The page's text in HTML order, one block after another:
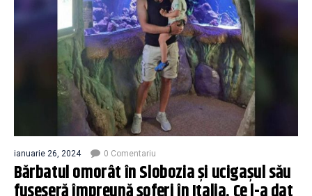
ianuarie 26, 2024 0 Comentariu
Bărbatul omorât în Slobozia și ucigașul său